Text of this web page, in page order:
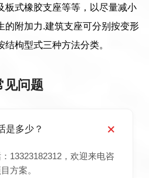
板式橡胶支座等等，以尽量减小
的附加力.建筑支座可分别按变形
枸型式三种方法分类。
见问题
是多少？
13323182312，欢迎来电咨
方案。